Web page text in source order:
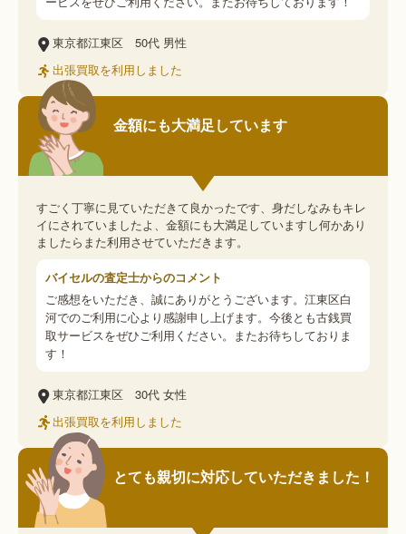
東京都江東区 50代 男性
出張買取を利用しました
金額にも大満足しています
すごく丁寧に見ていただきて良かったです、身だしなみもキレ
イにされていましたよ、金額にも大満足していますし何かあり
ましたらまた利用させていただきます。
バイセルの査定士からのコメント
ご感想をいただき、誠にありがとうございます。江東区白
河でのご利用に心より感謝申し上げます。今後とも古銭買
取サービスをぜひご利用ください。またお待ちしておりま
す！
東京都江東区 30代 女性
出張買取を利用しました
とても親切に対応していただきました！